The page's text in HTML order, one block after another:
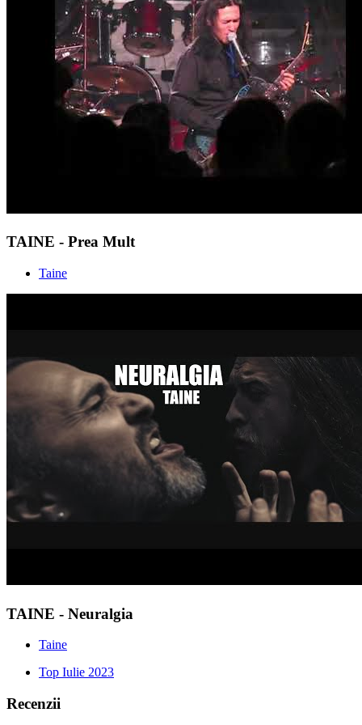
TAINE - Prea Mult
Taine
TAINE - Neuralgia
Taine
Top Iulie 2023
Recenzii